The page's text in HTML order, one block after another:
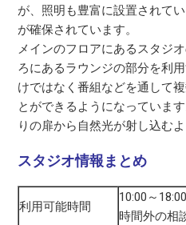
が、照明も豊富に設置されて
が確保されています。
メインのフロアにあるスタジ
ろにあるラウンジの部分を利
けではなく番組などを通して
とができるようになっていま
りの扉から自然光が射し込む
スタジオ情報まとめ
利用可能時間
10:00～18:00
時間外の相